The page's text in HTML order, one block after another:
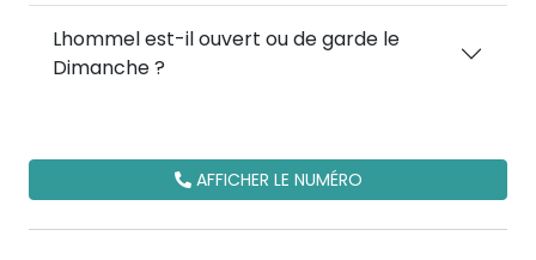
Lhommel est-il ouvert ou de garde le
Dimanche ?
AFFICHER LE NUMÉRO